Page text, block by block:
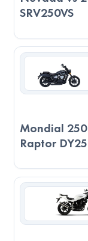
teknik verilere
önünde
SRV250VS
Mondial
Raptor